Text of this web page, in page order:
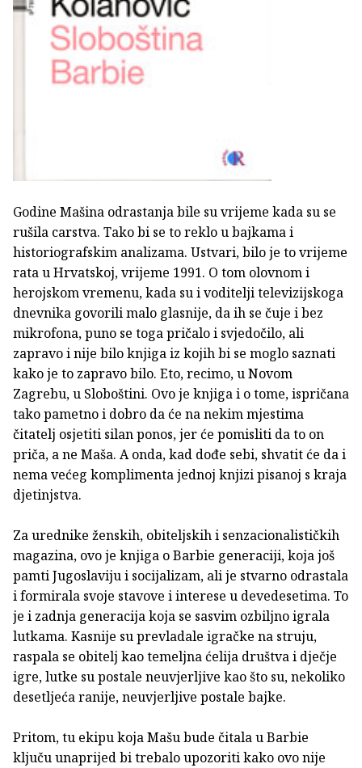
Godine Mašina odrastanja bile su vrijeme kada su se
rušila carstva. Tako bi se to reklo u bajkama i
historiografskim analizama. Ustvari, bilo je to vrijeme
rata u Hrvatskoj, vrijeme 1991. O tom olovnom i
herojskom vremenu, kada su i voditelji televizijskoga
dnevnika govorili malo glasnije, da ih se čuje i bez
mikrofona, puno se toga pričalo i svjedočilo, ali
zapravo i nije bilo knjiga iz kojih bi se moglo saznati
kako je to zapravo bilo. Eto, recimo, u Novom
Zagrebu, u Sloboštini. Ovo je knjiga i o tome, ispričana
tako pametno i dobro da će na nekim mjestima
čitatelj osjetiti silan ponos, jer će pomisliti da to on
priča, a ne Maša. A onda, kad dođe sebi, shvatit će da i
nema većeg komplimenta jednoj knjizi pisanoj s kraja
djetinjstva.
Za urednike ženskih, obiteljskih i senzacionalističkih
magazina, ovo je knjiga o Barbie generaciji, koja još
pamti Jugoslaviju i socijalizam, ali je stvarno odrastala
i formirala svoje stavove i interese u devedesetima. To
je i zadnja generacija koja se sasvim ozbiljno igrala
lutkama. Kasnije su prevladale igračke na struju,
raspala se obitelj kao temeljna ćelija društva i dječje
igre, lutke su postale neuvjerljive kao što su, nekoliko
desetljeća ranije, neuvjerljive postale bajke.
Pritom, tu ekipu koja Mašu bude čitala u Barbie
ključu unaprijed bi trebalo upozoriti kako ovo nije